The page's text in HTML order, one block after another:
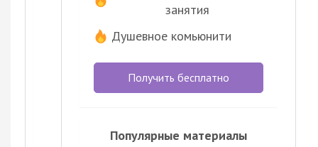
занятия
Душевное комьюнити
Получить бесплатно
Популярные материалы